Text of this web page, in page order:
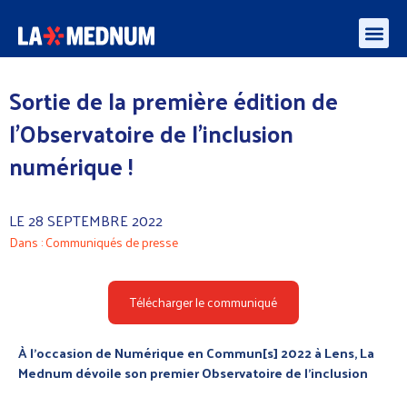
Sortie de la première édition de
l’Observatoire de l’inclusion
numérique !
LE28 SEPTEMBRE 2022
Dans :Communiqués de presse
Télécharger le communiqué
À l’occasion de Numérique en Commun[s] 2022 à Lens, La
Mednum dévoile son premier Observatoire de l’inclusion